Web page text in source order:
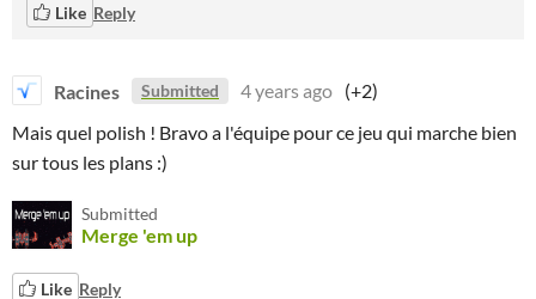
Like Reply
Racines Submitted 4 years ago (+2)
Mais quel polish ! Bravo a l'équipe pour ce jeu qui marche bien
sur tous les plans :)
Submitted
Merge 'em up
Like Reply